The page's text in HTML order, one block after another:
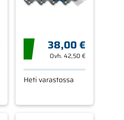
38,00 €
Ovh.42,50 €
Heti varastossa